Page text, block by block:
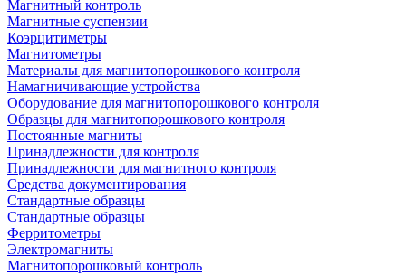
Магнитный контроль
Магнитные суспензии
Коэрцитиметры
Магнитометры
Материалы для магнитопорошкового контроля
Намагничивающие устройства
Оборудование для магнитопорошкового контроля
Образцы для магнитопорошкового контроля
Постоянные магниты
Принадлежности для контроля
Принадлежности для магнитного контроля
Средства документирования
Стандартные образцы
Стандартные образцы
Ферритометры
Электромагниты
Магнитопорошковый контроль